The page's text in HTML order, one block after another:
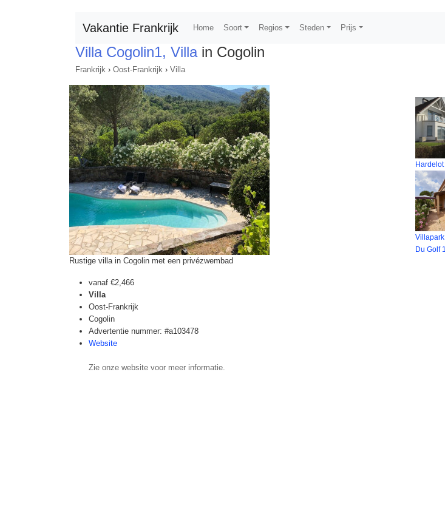
Vakantie Frankrijk Home Soort Regios Steden Prijs
Villa Cogolin1, Villain Cogolin
Frankrijk › Oost-Frankrijk › Villa
Rustige villa in Cogolin met een privézwembad
vanaf €2,466
Villa
Oost-Frankrijk
Cogolin
Advertentie nummer: #a103478
Website
Zie onze website voor meer informatie.
Hardelot
Du Golf 1